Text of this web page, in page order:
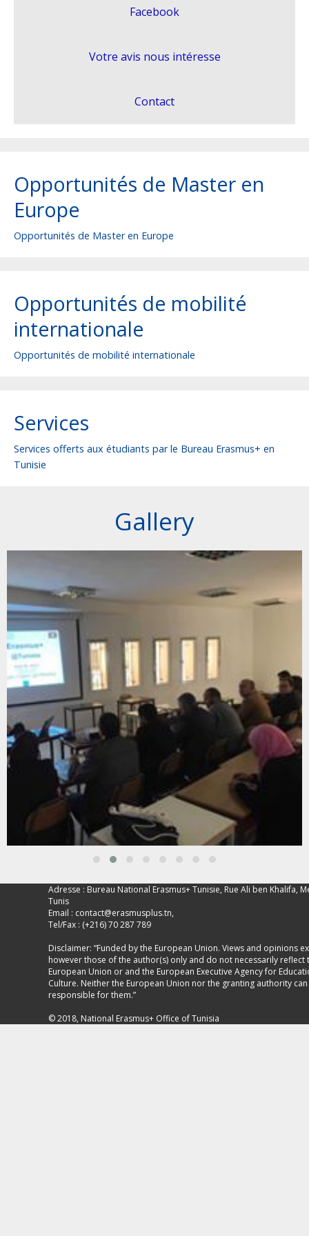
Grantholders Meeting
Liens&Docs Utiles
Facebook
Votre avis nous intéresse
Contact
Opportunités de Master en
Europe
Opportunités de Master en Europe
Opportunités de mobilité
internationale
Opportunités de mobilité internationale
Services
Services offerts aux étudiants par le Bureau Erasmus+ en
Tunisie
Gallery
Adresse : Bureau National Erasmus+ Tunisie, Rue Ali ben Khalifa,
Tunis
Email : contact@erasmusplus.tn,
Tel/Fax : (+216) 70 287 789
Disclaimer: “Funded by the European Union. Views and opinions
however those of the author(s) only and do not necessarily reflect
European Union or and the European Executive Agency for
Culture. Neither the European Union nor the granting authority
responsible for them.”
© 2018, National Erasmus+ Office of Tunisia